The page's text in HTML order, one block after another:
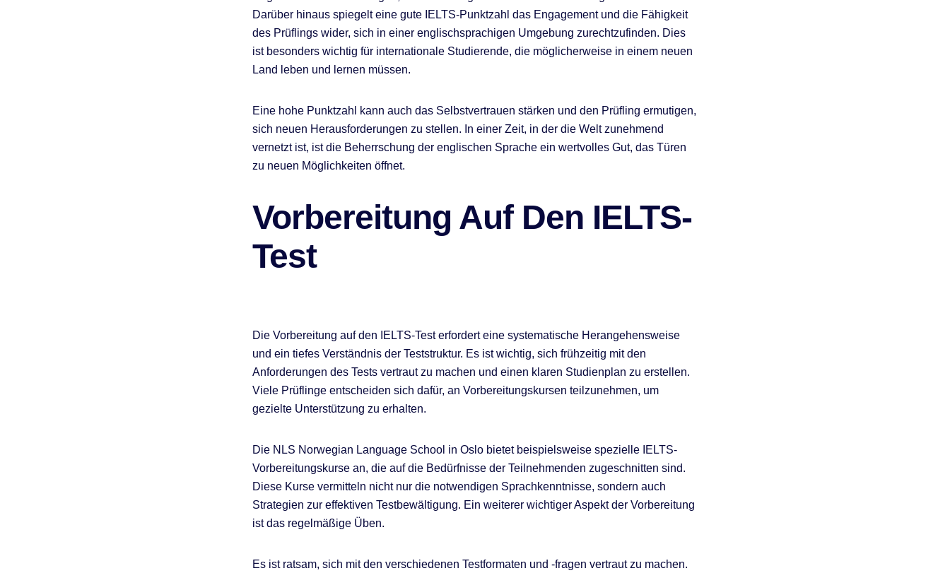
Darüber hinaus spiegelt eine gute IELTS-Punktzahl das Engagement und die Fähigkeit
des Prüflings wider, sich in einer englischsprachigen Umgebung zurechtzufinden. Dies
ist besonders wichtig für internationale Studierende, die möglicherweise in einem neuen
Land leben und lernen müssen.
Eine hohe Punktzahl kann auch das Selbstvertrauen stärken und den Prüfling ermutigen,
sich neuen Herausforderungen zu stellen. In einer Zeit, in der die Welt zunehmend
vernetzt ist, ist die Beherrschung der englischen Sprache ein wertvolles Gut, das Türen
zu neuen Möglichkeiten öffnet.
Vorbereitung Auf Den IELTS-
Test
Die Vorbereitung auf den IELTS-Test erfordert eine systematische Herangehensweise
und ein tiefes Verständnis der Teststruktur. Es ist wichtig, sich frühzeitig mit den
Anforderungen des Tests vertraut zu machen und einen klaren Studienplan zu erstellen.
Viele Prüflinge entscheiden sich dafür, an Vorbereitungskursen teilzunehmen, um
gezielte Unterstützung zu erhalten.
Die NLS Norwegian Language School in Oslo bietet beispielsweise spezielle IELTS-
Vorbereitungskurse an, die auf die Bedürfnisse der Teilnehmenden zugeschnitten sind.
Diese Kurse vermitteln nicht nur die notwendigen Sprachkenntnisse, sondern auch
Strategien zur effektiven Testbewältigung. Ein weiterer wichtiger Aspekt der Vorbereitung
ist das regelmäßige Üben.
Es ist ratsam, sich mit den verschiedenen Testformaten und -fragen vertraut zu machen.